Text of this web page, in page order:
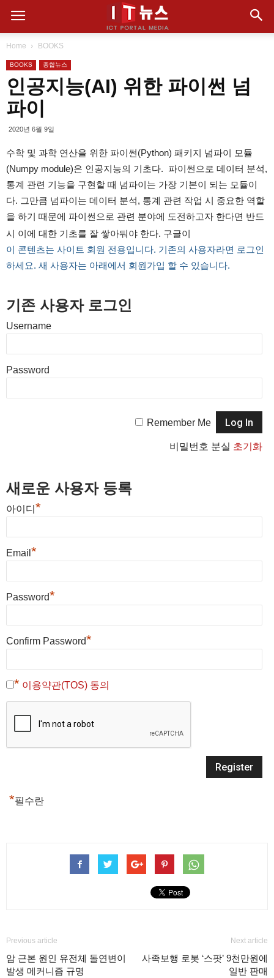
Home BOOKS
BOOKS 종합뉴스
인공지능(AI) 위한 파이썬 넘
파이
2020년 6월 9일
수학 및 과학 연산을 위한 파이썬(Python) 패키지 넘파이 모듈
(Numpy module)은 인공지능의 기초다. 파이썬으로 데이터 분석,
통계 관련 기능을 구현할 때 넘파이는 가장 기본이 되는 모듈이
다. 그만큼 넘파이는 데이터 분석, 통계 관련 작업 시 중요한 역할
을 하기 때문에 파이썬으로 관련 분야에 도전하고자 한다면 반드
시 이에 대한 기초를 잘 쌓아둬야 한다. 구글이
이 콘텐츠는 사이트 회원 전용입니다. 기존의 사용자라면 로그인
하세요. 새 사용자는 아래에서 회원가입 할 수 있습니다.
기존 사용자 로그인
Username
Password
Remember Me
비밀번호 분실 초기화
새로운 사용자 등록
아이디 *
Email *
Password*
Confirm Password*
* 이용약관(TOS) 동의
*필수란
Previous article
암 근본 원인 유전체 돌연변이
발생 메커니즘 규명
Next article
사족보행 로봇 ‘스팟’ 9천만원에
일반 판매